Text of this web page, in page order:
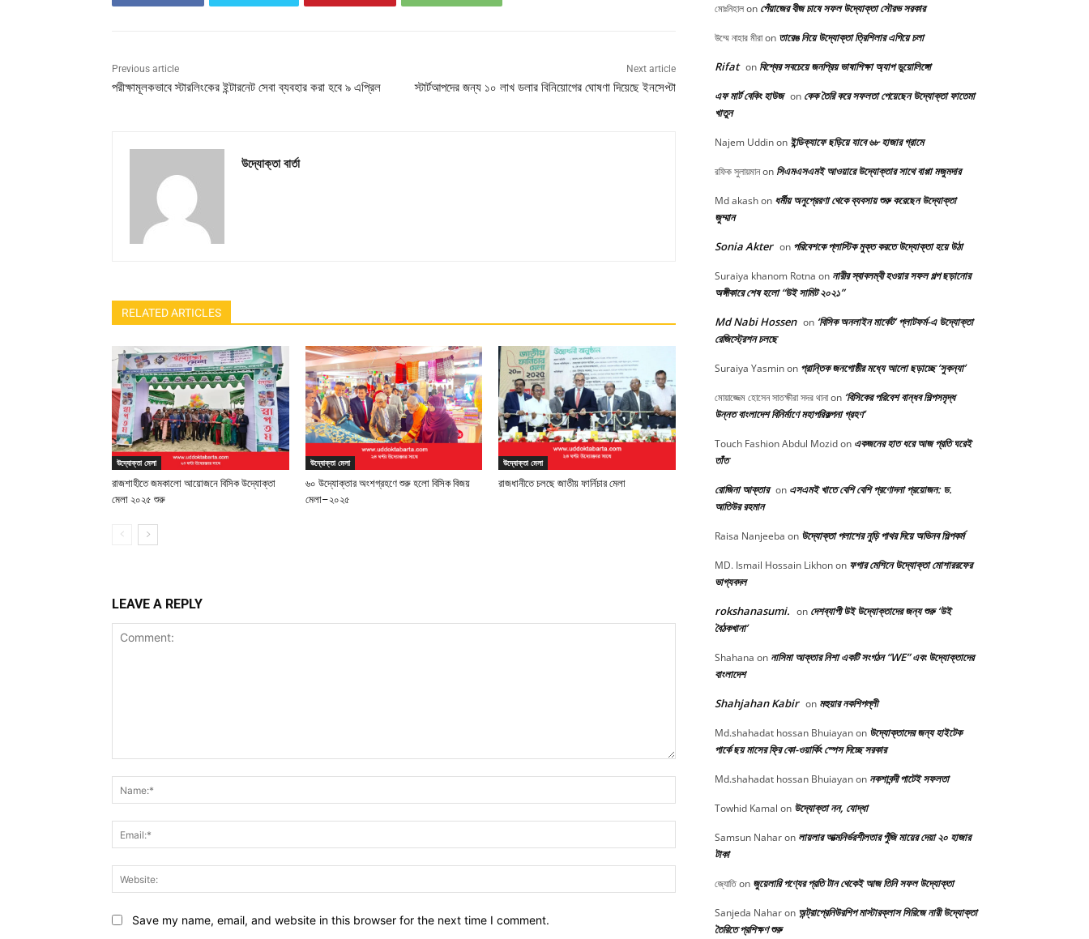
Previous article
পরীক্ষামূলকভাবে স্টারলিংকের ইন্টারনেট সেবা ব্যবহার করা হবে ৯ এপ্রিল
Next article
স্টার্টআপদের জন্য ১০ লাখ ডলার বিনিয়োগের ঘোষণা দিয়েছে ইনসেপ্টা
উদ্যোক্তা বার্তা
RELATED ARTICLES
উদ্যোক্তা মেলা
রাজশাহীতে জমকালো আয়োজনে বিসিক উদ্যোক্তা
মেলা ২০২৫ শুরু
উদ্যোক্তা মেলা
৬০ উদ্যোক্তার অংশগ্রহণে শুরু হলো বিসিক বিজয়
মেলা–২০২৫
উদ্যোক্তা মেলা
রাজধানীতে চলছে জাতীয় ফার্নিচার মেলা
LEAVE A REPLY
Save my name, email, and website in this browser for the next time I comment.
মোঃনিহালon পেঁয়াজের বীজ চাষে সফল উদ্যোক্তা সৌরভ সরকার
উম্মে নাহার মীরাon তারেঙ নিয়ে উদ্যোক্তা ত্রিশিলার এগিয়ে চলা
Rifat on বিশ্বের সবচেয়ে জনপ্রিয় ভাষাশিক্ষা অ্যাপ ডুয়োলিঙ্গো
এফ মার্ট বেকিং হাউজ on কেক তৈরি করে সফলতা পেয়েছেন উদ্যোক্তা ফাতেমা
খাতুন
Najem Uddinon ইন্ডিক্যাফে ছড়িয়ে যাবে ৬৮ হাজার গ্রামে
রফিক সুলায়মানon সিএমএসএমই আওয়ারে উদ্যোক্তার সাথে বাপ্পা মজুমদার
Md akashon ধর্মীয় অনুপ্রেরণা থেকে ব্যবসায় শুরু করেছেন উদ্যোক্তা
জুম্মান
Sonia Akter on পরিবেশকে প্লাস্টিক মুক্ত করতে উদ্যোক্তা হয়ে উঠা
Suraiya khanom Rotna on নারীর স্বাবলম্বী হওয়ার সফল গল্প ছড়ানোর
অঙ্গীকারে শেষ হলো “উই সামিট ২০২১”
Md Nabi Hossen on ‘বিসিক অনলাইন মার্কেট’ প্লাটফর্ম-এ উদ্যোক্তা
রেজিস্ট্রেশন চলছে
Suraiya Yasminon প্রান্তিক জনগোষ্ঠীর মধ্যে আলো ছড়াচ্ছে ‘সুকন্যা’
মোয়াজ্জেম হোসেন সাতক্ষীরা সদর থানাon ‘বিসিকের পরিবেশ বান্ধব শিল্পসমৃদ্ধ
উন্নত বাংলাদেশ বিনির্মাণে মহাপরিকল্পনা গ্রহণ’
Touch Fashion Abdul Mozidon একজনের হাত ধরে আজ প্রতি ঘরেই
তাঁত
রোজিনা আক্তার on এসএমই খাতে বেশি বেশি প্রণোদনা প্রয়োজন: ড.
আতিউর রহমান
Raisa Nanjeeba on উদ্যোক্তা পলাশের নুড়ি পাথর দিয়ে অভিনব শিল্পকর্ম
MD. Ismail Hossain Likhonon ফগার মেশিনে উদ্যোক্তা মোশাররফের
ভাগ্যবদল
rokshanasumi. on দেশব্যাপী উই উদ্যোক্তাদের জন্য শুরু ‘উই
বৈঠকখানা’
Shahana on নাসিমা আক্তার নিশা একটি সংগঠন “WE” এবং উদ্যোক্তাদের
বাংলাদেশ
Shahjahan Kabir on মহুয়ার নকশিপল্লী
Md.shahadat hossan Bhuiayanon উদ্যোক্তাদের জন্য হাইটেক
পার্কে ছয় মাসের ফ্রি কো-ওয়ার্কিং স্পেস দিচ্ছে সরকার
Md.shahadat hossan Bhuiayanon নকশাবন্দী পাটেই সফলতা
Towhid Kamal on উদ্যোক্তা নন, যোদ্ধা
Samsun Naharon লায়লার আত্মনির্ভরশীলতার পুঁজি মায়ের দেয়া ২০ হাজার
টাকা
জ্যোতিon জুয়েলারি পণ্যের প্রতি টান থেকেই আজ তিনি সফল উদ্যোক্তা
Sanjeda Naharon অন্ট্রাপ্রেনিউরশিপ মাস্টারক্লাস সিরিজে নারী উদ্যোক্তা
তৈরিতে প্রশিক্ষণ শুরু